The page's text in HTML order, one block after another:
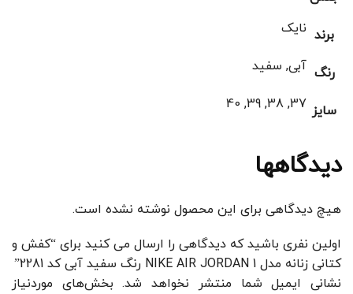
برند نایک
رنگ آبی, سفید
سایز 37, 38, 39, 40
دیدگاهها
هیچ دیدگاهی برای این محصول نوشته نشده است.
اولین نفری باشید که دیدگاهی را ارسال می کنید برای “کفش و
کتانی زنانه مدل NIKE AIR JORDAN 1 رنگ سفید آبی کد 2281”
نشانی ایمیل شما منتشر نخواهد شد. بخش‌های موردنیاز